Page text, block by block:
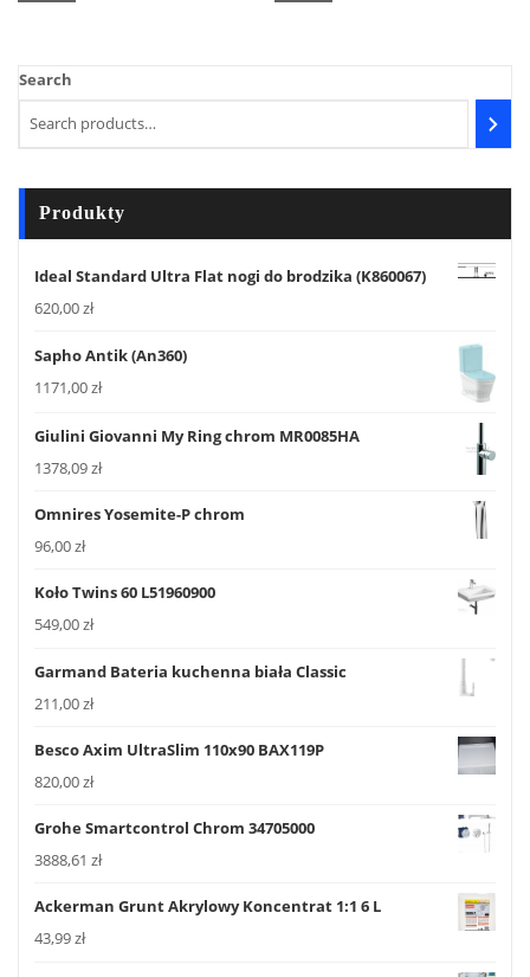
Search
Produkty
Ideal Standard Ultra Flat nogi do brodzika (K860067)
620,00zł
Sapho Antik (An360)
1171,00zł
Giulini Giovanni My Ring chrom MR0085HA
1378,09zł
Omnires Yosemite-P chrom
96,00zł
Koło Twins 60 L51960900
549,00zł
Garmand Bateria kuchenna biała Classic
211,00zł
Besco Axim UltraSlim 110x90 BAX119P
820,00zł
Grohe Smartcontrol Chrom 34705000
3888,61 zł
Ackerman Grunt Akrylowy Koncentrat 1:1 6 L
43,99zł